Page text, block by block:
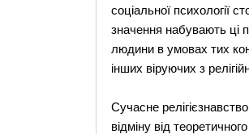
соціальної психології
значення набувають ці
людини в умовах тих
інших віруючих з
Сучасне
відміну від